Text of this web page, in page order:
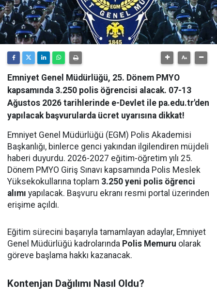
Emniyet Genel Müdürlüğü, 25. Dönem PMYO
kapsamında 3.250 polis öğrencisi alacak. 07-13
Ağustos 2026 tarihlerinde e-Devlet ile pa.edu.tr'den
yapılacak başvurularda ücret uyarısına dikkat!
Emniyet Genel Müdürlüğü (EGM) Polis Akademisi
Başkanlığı, binlerce genci yakından ilgilendiren müjdeli
haberi duyurdu. 2026-2027 eğitim-öğretim yılı 25.
Dönem PMYO Giriş Sınavı kapsamında Polis Meslek
Yüksekokullarına toplam 3.250 yeni polis öğrenci
alımı yapılacak. Başvuru ekranı resmi portal üzerinden
erişime açıldı.
Eğitim sürecini başarıyla tamamlayan adaylar, Emniyet
Genel Müdürlüğü kadrolarında Polis Memuru olarak
göreve başlama hakkı kazanacak.
Kontenjan Dağılımı Nasıl Oldu?